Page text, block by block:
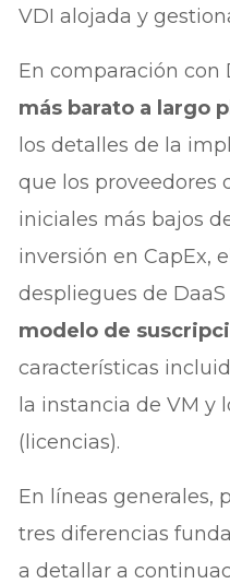
VDI alojada y
En comparación con
más barato a largo
los detalles de la
que los proveedores
iniciales más bajos
inversión en CapEx,
despliegues de DaaS
modelo de
características
la instancia de VM y
(licencias).
En líneas generales,
tres diferencias
a detallar a